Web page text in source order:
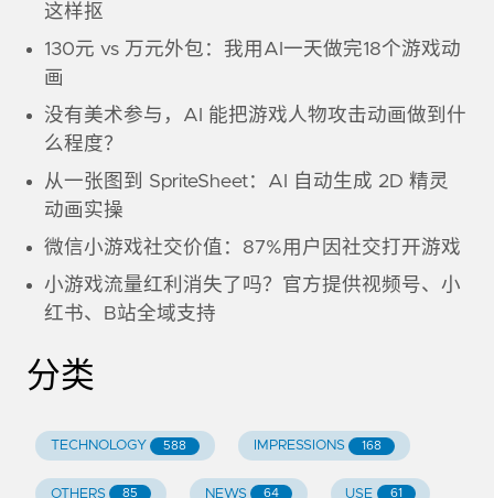
这样抠
130元 vs 万元外包：我用AI一天做完18个游戏动
画
没有美术参与，AI 能把游戏人物攻击动画做到什
么程度？
从一张图到 SpriteSheet：AI 自动生成 2D 精灵
动画实操
微信小游戏社交价值：87%用户因社交打开游戏
小游戏流量红利消失了吗？官方提供视频号、小
红书、B站全域支持
分类
TECHNOLOGY 588 IMPRESSIONS 168
OTHERS 85 NEWS 64 USE 61